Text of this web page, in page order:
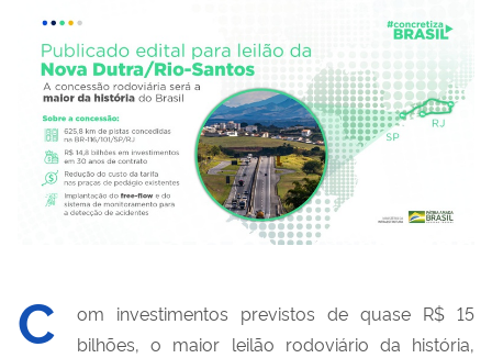
C
om investimentos previstos de quase R$ 15
bilhões, o maior leilão rodoviário da história,